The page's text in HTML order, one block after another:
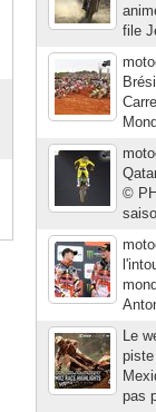
file
©
Le
pas